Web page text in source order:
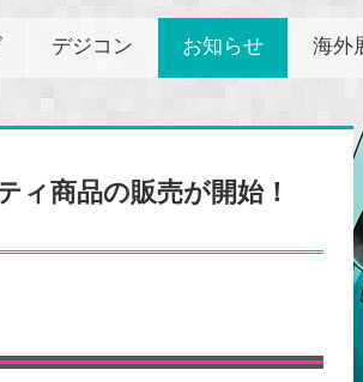
デジコン お知らせ 海外
ィ商品の販売が開始！